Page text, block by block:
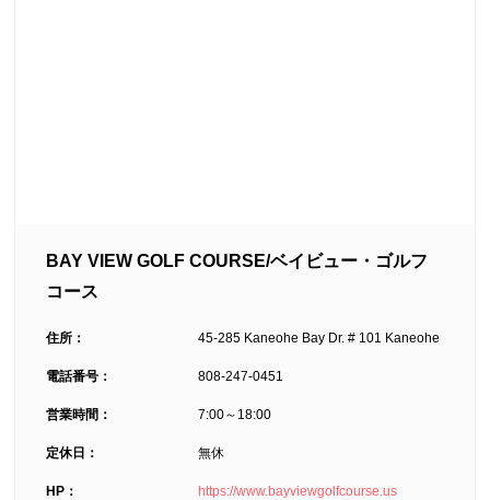
BAY VIEW GOLF COURSE/ベイビュー・ゴルフ
コース
住所： 45-285 Kaneohe Bay Dr. # 101 Kaneohe
電話番号： 808-247-0451
営業時間： 7:00～ 18:00
定休日： 無休
HP： https://www.bayviewgolfcourse.us